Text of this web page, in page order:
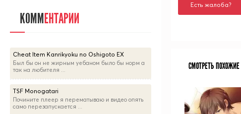
Есть жалоба?
СМОТРЕТЬ ПОХОЖИЕ
КОММЕНТАРИИ
Cheat Item Kanrikyoku no Oshigoto EX
Был бы он не жирным уебаном было бы норм а
так на любителя ...
TSF Monogatari
Почините плеер я перематываю и видео опять
само перезапускается ...